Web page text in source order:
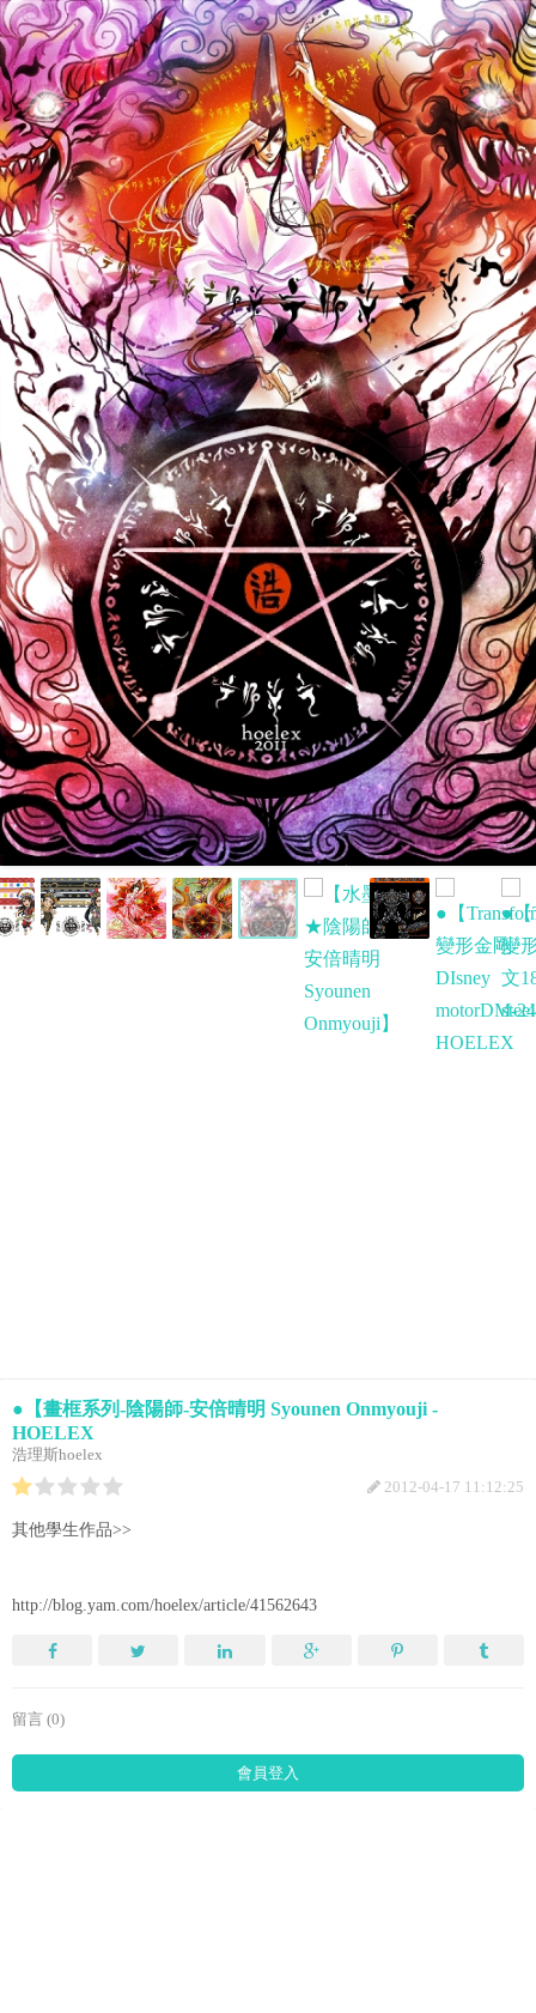
●【畫框系列-陰陽師-安倍晴明 Syounen Onmyouji -
HOELEX
浩理斯hoelex
2012-04-17 11:12:25
其他學生作品>>
http://blog.yam.com/hoelex/article/41562643
留言 (0)
會員登入